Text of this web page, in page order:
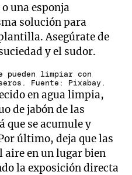
una esponja
solución para
Asegúrate de
y el sudor.
pueden limpiar con
Fuente: Pixabay.
en agua limpia,
de jabón de las
se acumule y
último, deja que las
aire en un lugar bien
la exposición directa